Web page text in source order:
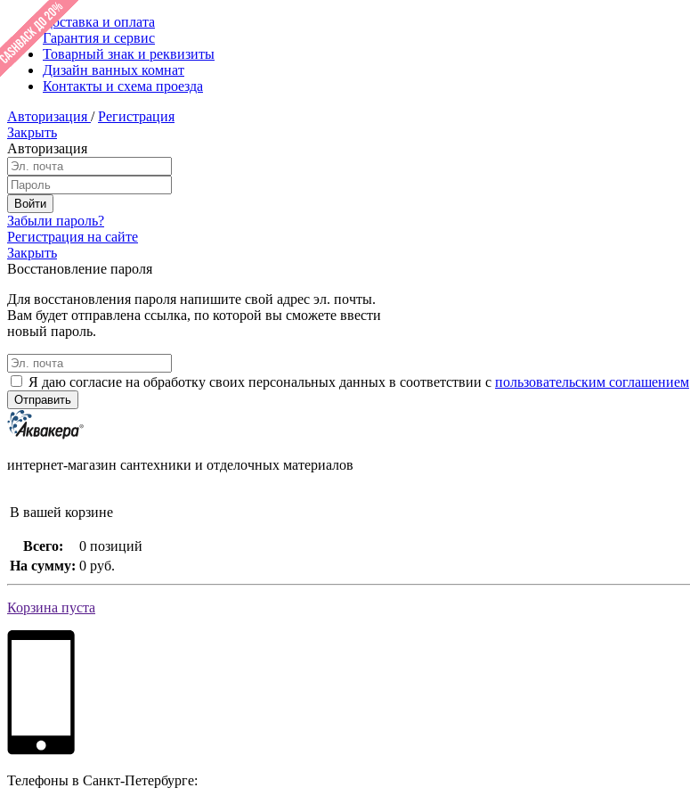
Доставка и оплата
Гарантия и сервис
Товарный знак и реквизиты
Дизайн ванных комнат
Контакты и схема проезда
Авторизация / Регистрация
Закрыть
Авторизация
Забыли пароль?
Регистрация на сайте
Закрыть
Восстановление пароля
Для восстановления пароля напишите свой адрес эл. почты.
Вам будет отправлена ссылка, по которой вы сможете ввести
новый пароль.
Я даю согласие на обработку своих персональных данных в соответствии с пользовательским соглашением
интернет-магазин сантехники и отделочных материалов
В вашей корзине
Всего:
0 позиций
На сумму: 0 руб.
Корзина пуста
Телефоны в Санкт-Петербурге: